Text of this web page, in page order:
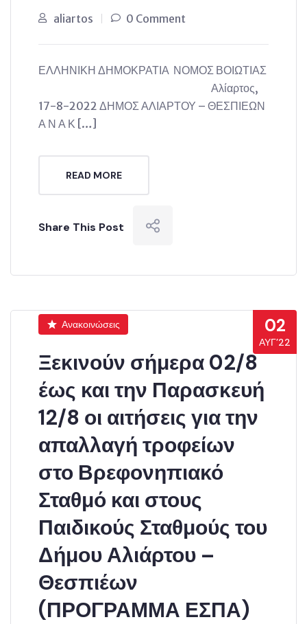
aliartos 0 Comment
ΕΛΛΗΝΙΚΗ ΔΗΜΟΚΡΑΤΙΑ ΝΟΜΟΣ ΒΟΙΩΤΙΑΣ
Αλίαρτος,
17-8-2022 ΔΗΜΟΣ ΑΛΙΑΡΤΟΥ – ΘΕΣΠΙΕΩΝ
Α Ν Α Κ […]
READ MORE
Share This Post
02
ΑΥΓ’22
Ανακοινώσεις
Ξεκινούν σήμερα 02/8
έως και την Παρασκευή
12/8 οι αιτήσεις για την
απαλλαγή τροφείων
στο Βρεφονηπιακό
Σταθμό και στους
Παιδικούς Σταθμούς του
Δήμου Αλιάρτου –
Θεσπιέων
(ΠΡΟΓΡΑΜΜΑ ΕΣΠΑ)